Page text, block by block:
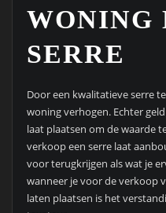
WONING
SERRE
Door een kwalitatieve serre
woning verhogen. Echter
laat plaatsen om de waarde
verkoop een serre laat
voor terugkrijgen als wat je
wanneer je voor de verkoop
laten plaatsen is het